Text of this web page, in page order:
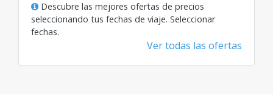
Descubre las mejores ofertas de precios
seleccionando tus fechas de viaje. Seleccionar
fechas.
Ver todas las ofertas